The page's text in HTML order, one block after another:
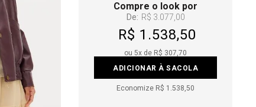
Compre o look por
De: R$ 3.077,00
R$ 1.538,50
ou5x de R$ 307,70
ADICIONAR À SACOLA
Economize R$ 1.538,50